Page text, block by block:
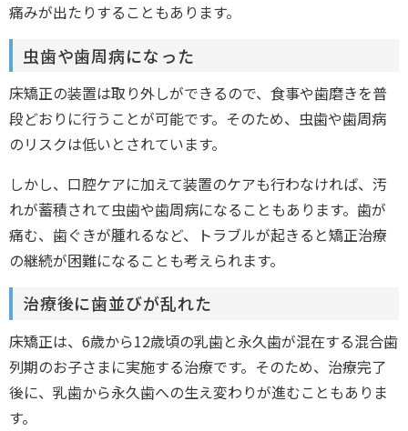
痛みが出たりすることもあります。
虫歯や歯周病になった
床矯正の装置は取り外しができるので、食事や歯磨きを普
段どおりに行うことが可能です。そのため、虫歯や歯周病
のリスクは低いとされています。
しかし、口腔ケアに加えて装置のケアも行わなければ、汚
れが蓄積されて虫歯や歯周病になることもあります。歯が
痛む、歯ぐきが腫れるなど、トラブルが起きると矯正治療
の継続が困難になることも考えられます。
治療後に歯並びが乱れた
床矯正は、6歳から12歳頃の乳歯と永久歯が混在する混合歯
列期のお子さまに実施する治療です。そのため、治療完了
後に、乳歯から永久歯への生え変わりが進むこともありま
す。